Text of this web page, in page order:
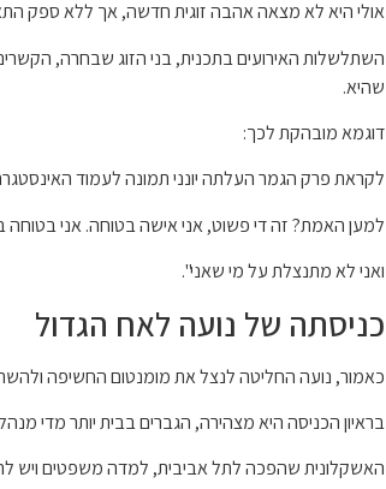
אולי היא לא מצאה אהבה זוגית חדשה, אך ללא ספק
השתלשלות האירועים בתכנית, בני הזוג שבחרה,
שהיא.
דוגמא מובהקת לכך:
לקראת פרק הגמר העלתה יונני תמונה לעמוד
למען האמת? זה די פשוט, אני אישה בטוחה. אני
ואני לא מתנצלת על מי שאני".
כניסתה של נועה לאח הגדול
כאמור, נועה החליטה לנצל את מומנטום החשיפה
בראיון הכניסה היא מצהירה, הגברים בבית יותר מדי
האשקלונית שהפכה לתל אביבית, למדה משפטים ויש